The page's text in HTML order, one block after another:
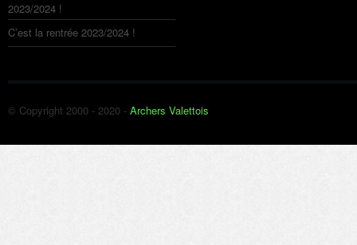
2023/2024 !
C’est la rentrée 2023/2024 !
© Copyright 2000 - 2020 - Archers Valettois